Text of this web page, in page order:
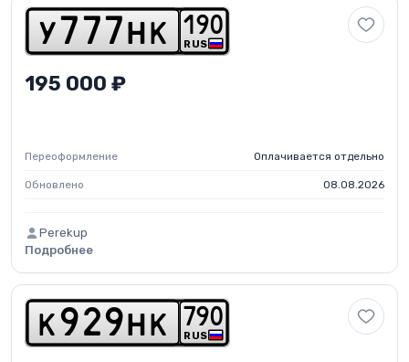
y 7 7 7 h k RUS
1 90
195 000 ₽
Переоформление Оплачивается отдельно
Обновлено 08.08.2026
Perekup
Подробнее
k 9 2 9 h k RUS
790